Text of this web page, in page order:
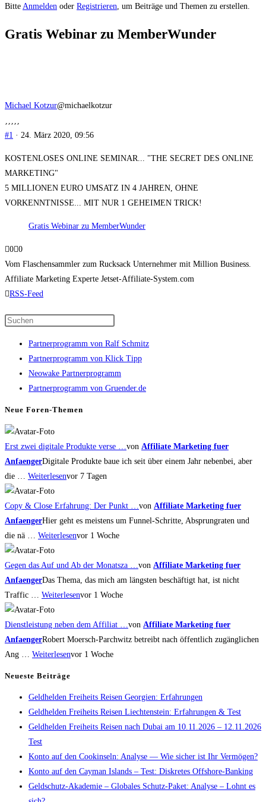
Du
hier:
Bitte Anmelden oder Registrieren , um Beiträge und Themen zu erstellen.
Gratis Webinar zu MemberWunder
Michael Kotzur@michaelkotzur
#1 · 24. März 2020, 09:56
KOSTENLOSES ONLINE SEMINAR... "THE SECRET DES ONLINE
MARKETING"
5 MILLIONEN EURO UMSATZ IN 4 JAHREN, OHNE
VORKENNTNISSE... MIT NUR 1 GEHEIMEN TRICK!
Gratis Webinar zu MemberWunder
Anklicken
für
Daumen
nach
0 Anklicken
für
Daumen
nach
0
Vom Flaschensammler zum Rucksack Unternehmer mit Million Business.
Affiliate Marketing Experte Jetset-Affiliate-System.com
RSS-Feed
to
close
the
search
Partnerprogramm von Ralf Schmitz
Partnerprogramm von Klick Tipp
Neowake Partnerprogramm
Partnerprogramm von Gruender.de
Neue Foren-Themen
Erst zwei digitale Produkte verse … von Affiliate Marketing fuer
AnfaengerDigitale Produkte baue ich seit über einem Jahr nebenbei, aber
die … Weiterlesenvor 7 Tagen
Copy & Close Erfahrung: Der Punkt … von Affiliate Marketing fuer
AnfaengerHier geht es meistens um Funnel-Schritte, Absprungraten und
die nä … Weiterlesenvor 1 Woche
Gegen das Auf und Ab der Monatsza … von Affiliate Marketing fuer
AnfaengerDas Thema, das mich am längsten beschäftigt hat, ist nicht
Traffic … Weiterlesenvor 1 Woche
Dienstleistung neben dem Affiliat … von Affiliate Marketing fuer
AnfaengerRobert Moersch-Parchwitz betreibt nach öffentlich zugänglichen
Ang … Weiterlesenvor 1 Woche
Neueste Beiträge
Geldhelden Freiheits Reisen Georgien: Erfahrungen
Geldhelden Freiheits Reisen Liechtenstein: Erfahrungen & Test
Geldhelden Freiheits Reisen nach Dubai am 10.11.2026 – 12.11.2026
Test
Konto auf den Cookinseln: Analyse — Wie sicher ist Ihr Vermögen?
Konto auf den Cayman Islands – Test: Diskretes Offshore-Banking
Geldschutz-Akademie – Globales Schutz-Paket: Analyse – Lohnt es